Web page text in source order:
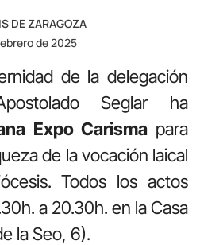
DE ZARAGOZA
de 2025
de la delegación
Seglar ha
Expo Carismapara
de la vocación laical
Todos los actos
a 20.30h. en la Casa
la Seo, 6).